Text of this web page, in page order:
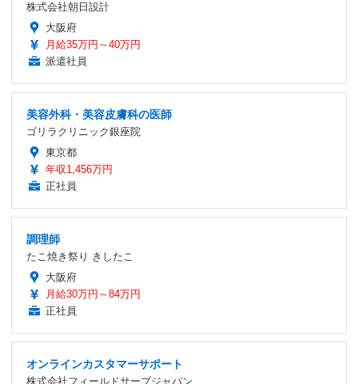
株式会社朝日設計
大阪府
月給35万円～40万円
派遣社員
美容外科・美容皮膚科の医師
ゴリラクリニック銀座院
東京都
年収1,456万円
正社員
調理師
たこ焼き祭り きしたこ
大阪府
月給30万円～84万円
正社員
オンラインカスタマーサポート
株式会社フィールドサーブジャパン